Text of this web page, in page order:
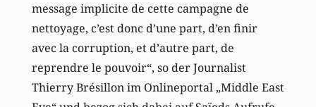
message implicite de cette campagne de
nettoyage, c’est donc d’une part, d’en finir
avec la corruption, et d’autre part, de
reprendre le pouvoir“, so der Journalist
Thierry Brésillon im Onlineportal „Middle East